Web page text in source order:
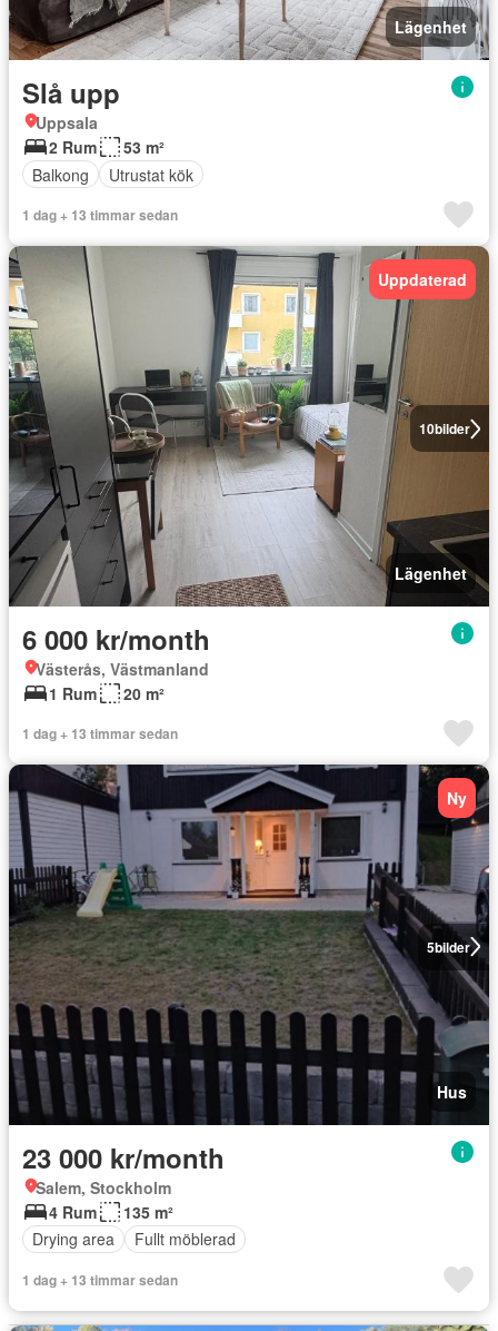
Lägenhet
Slå upp
Uppsala
2 Rum
53 m²
Balkong
Utrustat kök
1 dag + 13 timmar sedan
10bilder
Uppdaterad
Lägenhet
6 000 kr/month
Västerås, Västmanland
1 Rum
20 m²
1 dag + 13 timmar sedan
5bilder
Ny
Hus
23 000 kr/month
Salem, Stockholm
4 Rum
135 m²
Drying area
Fullt möblerad
1 dag + 13 timmar sedan